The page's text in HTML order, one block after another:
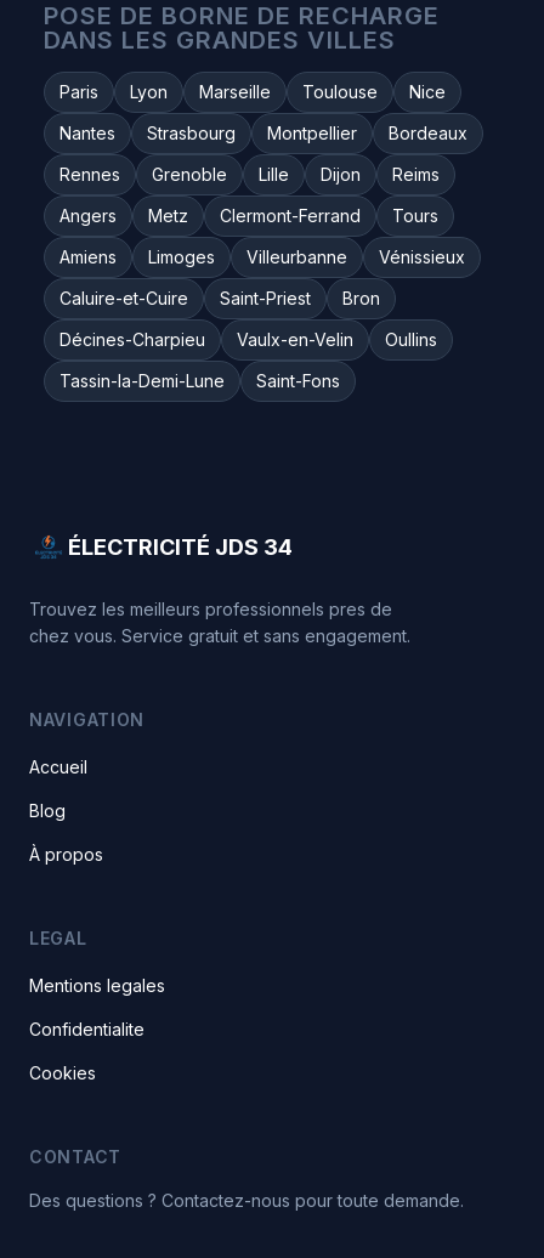
POSE DE BORNE DE RECHARGE
DANS LES GRANDES VILLES
Paris Lyon Marseille Toulouse
Nice
Nantes
Strasbourg Montpellier
Bordeaux
Rennes
Grenoble Lille Dijon
Reims
Angers
Metz Clermont-Ferrand
Tours
Amiens
Limoges Villeurbanne
Vénissieux
Caluire-et-Cuire
Saint-Priest
Bron
Décines-Charpieu
Vaulx-en-Velin
Oullins
Tassin-la-Demi-Lune
Saint-Fons
ÉLECTRICITÉ JDS 34
Trouvez les meilleurs professionnels pres de
chez vous. Service gratuit et sans engagement.
NAVIGATION
Accueil
Blog
À propos
LEGAL
Mentions legales
Confidentialite
Cookies
CONTACT
Des questions ? Contactez-nous pour toute demande.